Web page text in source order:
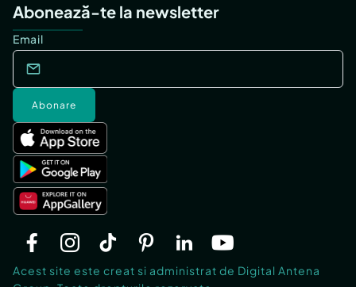
Abonează-te la newsletter
Email
Abonare
Acest site este creat si administrat de Digital Antena